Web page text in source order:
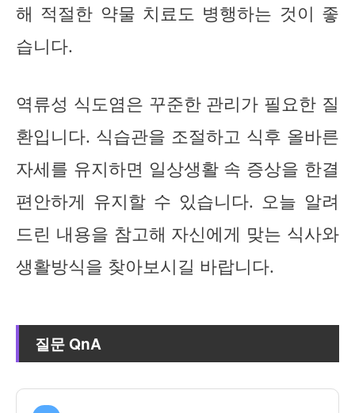
해 적절한 약물 치료도 병행하는 것이 좋
습니다.
역류성 식도염은 꾸준한 관리가 필요한 질
환입니다. 식습관을 조절하고 식후 올바른
자세를 유지하면 일상생활 속 증상을 한결
편안하게 유지할 수 있습니다. 오늘 알려
드린 내용을 참고해 자신에게 맞는 식사와
생활방식을 찾아보시길 바랍니다.
질문 QnA